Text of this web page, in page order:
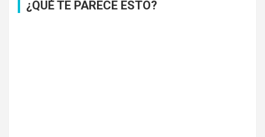
¿QUÉ TE PARECE ESTO?